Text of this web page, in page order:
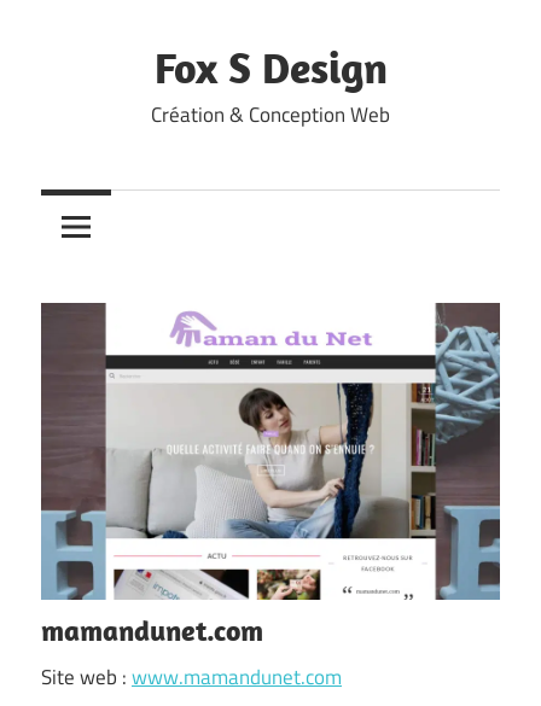
Fox S Design
Création & Conception Web
mamandunet.com
Site web :www.mamandunet.com